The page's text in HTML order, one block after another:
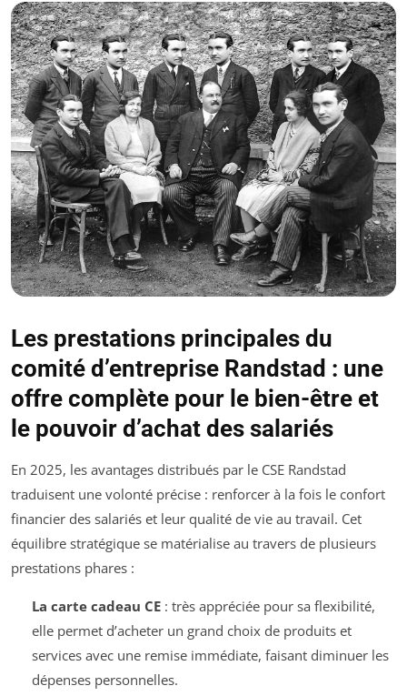
Les prestations principales du
comité d’entreprise Randstad : une
offre complète pour le bien-être et
le pouvoir d’achat des salariés
En 2025, les avantages distribués par le CSE Randstad
traduisent une volonté précise : renforcer à la fois le confort
financier des salariés et leur qualité de vie au travail. Cet
équilibre stratégique se matérialise au travers de plusieurs
prestations phares :
La carte cadeau CE: très appréciée pour sa flexibilité,
elle permet d’acheter un grand choix de produits et
services avec une remise immédiate, faisant diminuer les
dépenses personnelles.